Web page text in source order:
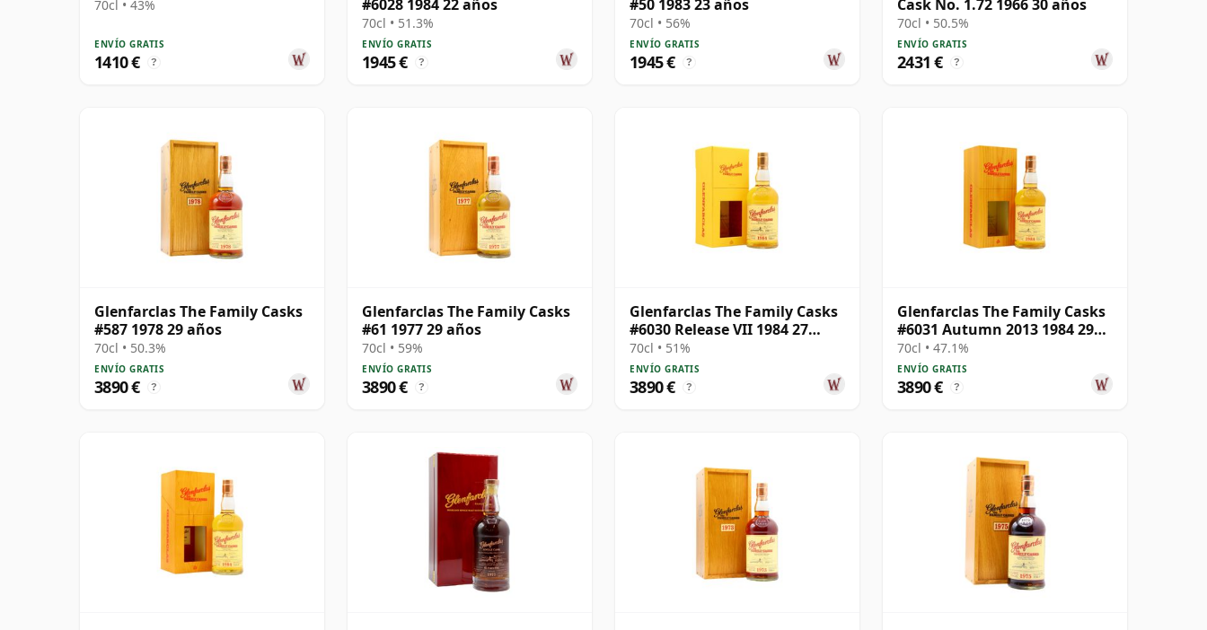
70cl • 43%
ENVÍO GRATIS
1410 € ?
#6028 1984 22 años
70cl • 51.3%
ENVÍO GRATIS
1945 € ?
#50 1983 23 años
70cl • 56%
ENVÍO GRATIS
1945 € ?
Cask No. 1.72 1966 30 años
70cl • 50.5%
ENVÍO GRATIS
2431 € ?
Glenfarclas The Family Casks
#587 1978 29 años
70cl • 50.3%
ENVÍO GRATIS
3890 € ?
Glenfarclas The Family Casks
#61 1977 29 años
70cl • 59%
ENVÍO GRATIS
3890 € ?
Glenfarclas The Family Casks
#6030 Release VII 1984 27
años
70cl • 51%
ENVÍO GRATIS
3890 € ?
Glenfarclas The Family Casks
#6031 Autumn 2013 1984 29
años
70cl • 47.1%
ENVÍO GRATIS
3890 € ?